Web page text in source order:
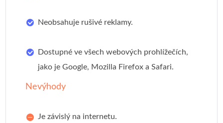
Neobsahuje rušivé reklamy.
Dostupné ve všech webových prohlížečích,
jako je Google, Mozilla Firefox a Safari.
Nevýhody
Je závislý na internetu.